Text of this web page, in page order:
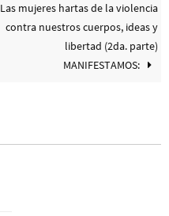
Las mujeres hartas de la violencia
contra nuestros cuerpos, ideas y
libertad (2da. parte)
MANIFESTAMOS: